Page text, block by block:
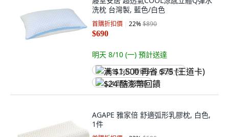
洗枕 台灣製, 藍色/白色
首購折扣價 22%$890
$690
明天 8/10 (一) 預計送達
满 $1,500 再省 $75 (王道卡)
$24 酷澎幣回饋
AGAPE 雅家倍 舒適弧形乳膠枕, 白色,
1件